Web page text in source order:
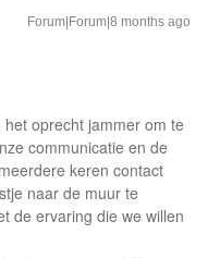
Forum|Forum|8 months ago
oprecht jammer om te
communicatie en de
keren contact
naar de muur te
de ervaring die we willen